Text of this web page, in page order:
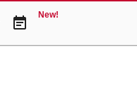
event_note New!